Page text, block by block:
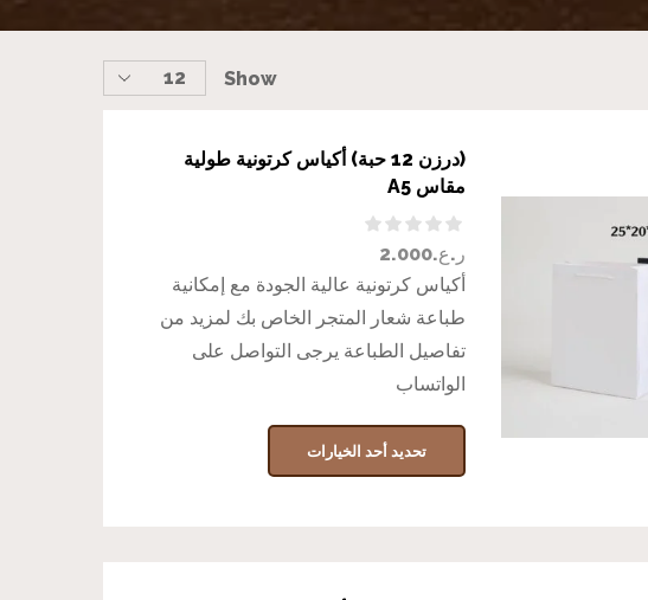
Show
(درزن 12 حبة) أكياس كرتونية طولية
مقاس A5
ر.ع.2.000
أكياس كرتونية عالية الجودة مع إمكانية
طباعة شعار المتجر الخاص بك لمزيد من
تفاصيل الطباعة يرجى التواصل على
الواتساب
تحديد أحد الخيارات